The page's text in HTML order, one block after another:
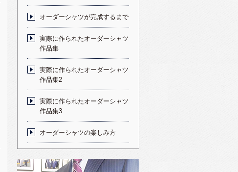
オーダーシャツが完成するまで
実際に作られたオーダーシャツ
作品集
実際に作られたオーダーシャツ
作品集2
実際に作られたオーダーシャツ
作品集3
オーダーシャツの楽しみ方